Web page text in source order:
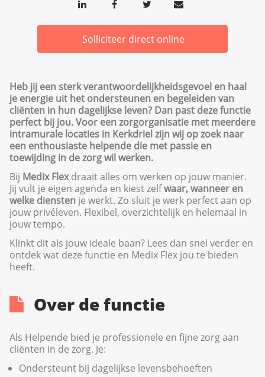
Solliciteer direct online
Heb jij een sterk verantwoordelijkheidsgevoel en haal
je energie uit het ondersteunen en begeleiden van
cliënten in hun dagelijkse leven? Dan past deze functie
perfect bij jou. Voor een zorgorganisatie met meerdere
intramurale locaties in Kerkdriel zijn wij op zoek naar
een enthousiaste helpende die met passie en
toewijding in de zorg wil werken.
Bij Medix Flex draait alles om werken op jouw manier.
Jij vult je eigen agenda en kiest zelfwaar, wanneer en
welke diensten je werkt. Zo sluit je werk perfect aan op
jouw privéleven. Flexibel, overzichtelijk en helemaal in
jouw tempo.
Klinkt dit als jouw ideale baan? Lees dan snel verder en
ontdek wat deze functie en Medix Flex jou te bieden
heeft.
Over de functie
Als Helpende bied je professionele en fijne zorg aan
cliënten in de zorg. Je:
Ondersteunt bij dagelijkse levensbehoeften